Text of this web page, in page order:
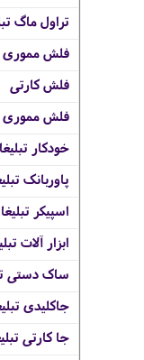
تراول ماگ
فلش مموری
فلش کارتی
فلش
خودکار
پاوربانک
اسپیکر
ابزار آلات
ساک دستی
جاکلیدی
جا کارتی